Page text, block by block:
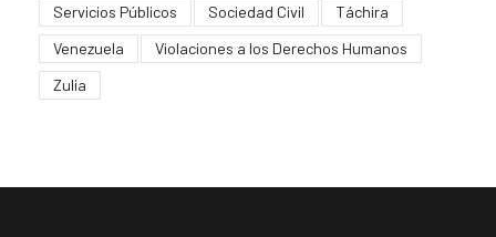
Servicios Públicos
Sociedad Civil
Táchira
Venezuela
Violaciones a los Derechos Humanos
Zulia